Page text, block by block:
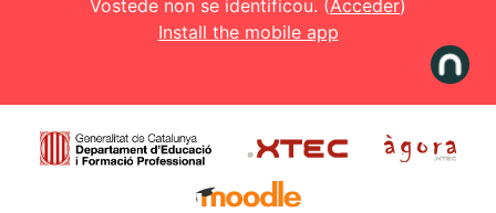
Vostede non se identificou. (Acceder)
Install the mobile app